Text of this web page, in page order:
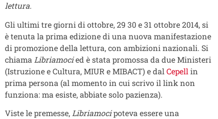
lettura.
Gli ultimi tre giorni di ottobre, 29 30 e 31 ottobre 2014, si
è tenuta la prima edizione di una nuova manifestazione
di promozione della lettura, con ambizioni nazionali. Si
chiama Libriamocied è stata promossa da due Ministeri
(Istruzione e Cultura, MIUR e MIBACT) e dal Cepell in
prima persona (al momento in cui scrivo il link non
funziona: ma esiste, abbiate solo pazienza).
Viste le premesse, Libriamocipoteva essere una